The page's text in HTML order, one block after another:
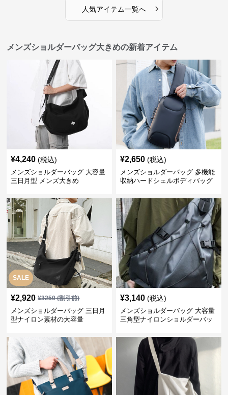
人気アイテム一覧へ ›
メンズショルダーバッグ大きめの新着アイテム
¥4,240 (税込)
メンズショルダーバッグ 大容量
三日月型 メンズ大きめ
¥2,650 (税込)
メンズショルダーバッグ 多機能
収納ハードシェルボディバッグ
SALE
¥2,920 ¥3250(割引前)
メンズショルダーバッグ 三日月
型ナイロン素材の大容量
¥3,140 (税込)
メンズショルダーバッグ 大容量
三角型ナイロンショルダーバッ